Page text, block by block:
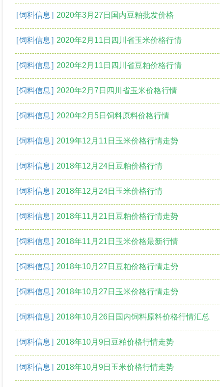
[饲料信息 ] 2020年3月27日国内豆粕批发价格
[饲料信息 ] 2020年2月11日四川省玉米价格行情
[饲料信息 ] 2020年2月11日四川省豆粕价格行情
[饲料信息 ] 2020年2月7日四川省玉米价格行情
[饲料信息 ] 2020年2月5日饲料原料价格行情
[饲料信息 ] 2019年12月11日玉米价格行情走势
[饲料信息 ] 2018年12月24日豆粕价格行情
[饲料信息 ] 2018年12月24日玉米价格行情
[饲料信息 ] 2018年11月21日豆粕价格行情走势
[饲料信息 ] 2018年11月21日玉米价格最新行情
[饲料信息 ] 2018年10月27日豆粕价格行情走势
[饲料信息 ] 2018年10月27日玉米价格行情走势
[饲料信息 ] 2018年10月26日国内饲料原料价格行情汇总
[饲料信息 ] 2018年10月9日豆粕价格行情走势
[饲料信息 ] 2018年10月9日玉米价格行情走势